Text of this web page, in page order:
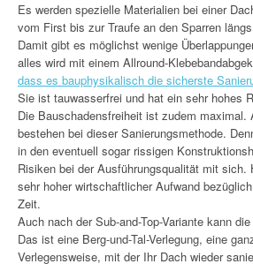
Es werden spezielle Materialien bei einer
vom First bis zur Traufe an den Sparren
Damit gibt es möglichst wenige
alles wird mit einem Allround-
dass es bauphysikalisch die sicherste
Sie ist tauwasserfrei und hat ein sehr hohes
Die Bauschadensfreiheit ist zudem maximal.
bestehen bei dieser Sanierungsmethode.
in den eventuell sogar rissigen
Risiken bei der Ausführungsqualität mit sich.
sehr hoher wirtschaftlicher Aufwand
Zeit.
Auch nach der Sub-and-Top-Variante kann
Das ist eine Berg-und-Tal-Verlegung, eine
Verlegensweise, mit der Ihr Dach wieder